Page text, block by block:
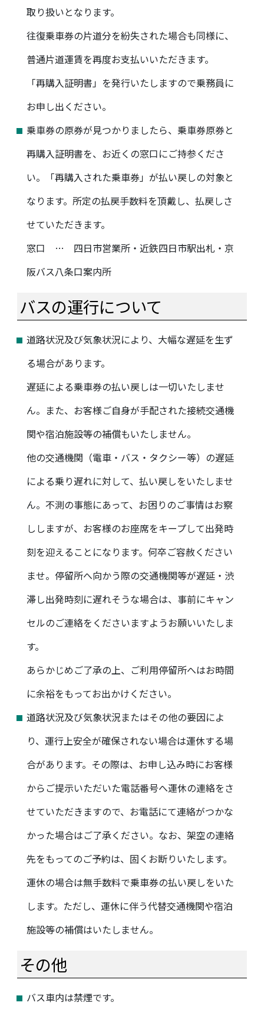
取り扱いとなります。
往復乗車券の片道分を紛失された場合も同様に、
普通片道運賃を再度お支払いいただきます。
「再購入証明書」を発行いたしますので乗務員に
お申し出ください。
乗車券の原券が見つかりましたら、乗車券原券と
再購入証明書を、お近くの窓口にご持参くださ
い。「再購入された乗車券」が払い戻しの対象と
なります。所定の払戻手数料を頂戴し、払戻しさ
せていただきます。
窓口 … 四日市営業所・近鉄四日市駅出札・京
阪バス八条口案内所
バスの運行について
道路状況及び気象状況により、大幅な遅延を生ず
る場合があります。
遅延による乗車券の払い戻しは一切いたしませ
ん。また、お客様ご自身が手配された接続交通機
関や宿泊施設等の補償もいたしません。
他の交通機関（電車・バス・タクシー等）の遅延
による乗り遅れに対して、払い戻しをいたしませ
ん。不測の事態にあって、お困りのご事情はお察
ししますが、お客様のお座席をキープして出発時
刻を迎えることになります。何卒ご容赦ください
ませ。停留所へ向かう際の交通機関等が遅延・渋
滞し出発時刻に遅れそうな場合は、事前にキャン
セルのご連絡をくださいますようお願いいたしま
す。
あらかじめご了承の上、ご利用停留所へはお時間
に余裕をもってお出かけください。
道路状況及び気象状況またはその他の要因によ
り、運行上安全が確保されない場合は運休する場
合があります。その際は、お申し込み時にお客様
からご提示いただいた電話番号へ運休の連絡をさ
せていただきますので、お電話にて連絡がつかな
かった場合はご了承ください。なお、架空の連絡
先をもってのご予約は、固くお断りいたします。
運休の場合は無手数料で乗車券の払い戻しをいた
します。ただし、運休に伴う代替交通機関や宿泊
施設等の補償はいたしません。
その他
バス車内は禁煙です。